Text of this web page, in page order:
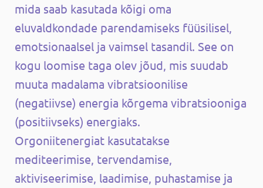
mida saab kasutada kõigi oma
eluvaldkondade parendamiseks füüsilisel,
emotsionaalsel ja vaimsel tasandil. See on
kogu loomise taga olev jõud, mis suudab
muuta madalama vibratsioonilise
(negatiivse) energia kõrgema vibratsiooniga
(positiivseks) energiaks.
Orgoniitenergiat kasutatakse
mediteerimise, tervendamise,
aktiviseerimise, laadimise, puhastamise ja